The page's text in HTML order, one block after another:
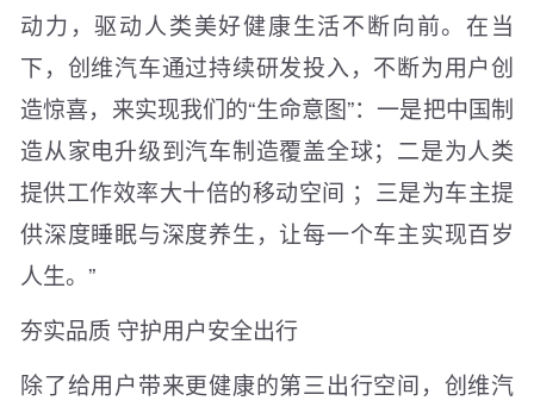
动力，驱动人类美好健康生活不断向前。在当
下，创维汽车通过持续研发投入，不断为用户创
造惊喜，来实现我们的“生命意图”：一是把中国制
造从家电升级到汽车制造覆盖全球；二是为人类
提供工作效率大十倍的移动空间 ；三是为车主提
供深度睡眠与深度养生，让每一个车主实现百岁
人生。”
夯实品质 守护用户安全出行
除了给用户带来更健康的第三出行空间，创维汽